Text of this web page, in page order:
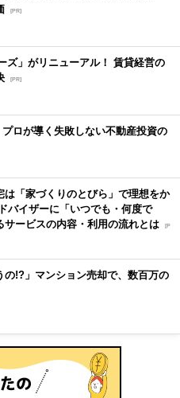
[PR]
ズ」がリニューアル！ 賃貸経営の
[PR]
ロが導く失敗しない不動産投資の
は「家づくりのとびら」で理想をか
バイザーに「いつでも・何度で
サービスの内容・利用の流れとは [P
の!?」マンション売却で、数百万の